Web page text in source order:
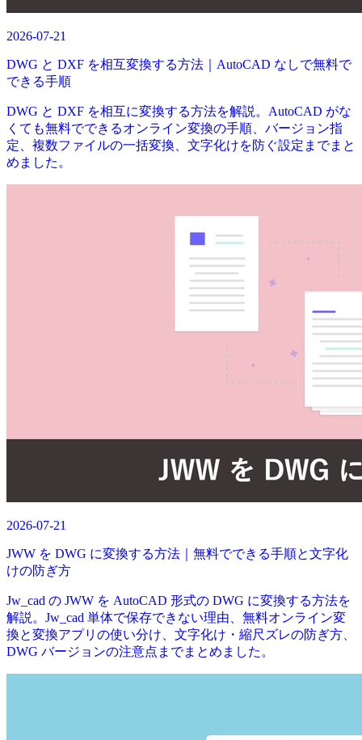
2026-07-21
DWG と DXF を相互変換する方法｜AutoCAD なしで無料で
できる手順
DWG と DXF を相互に変換する方法を解説。AutoCAD がな
くても無料でできるオンライン変換の手順、バージョン指
定、複数ファイルの一括変換、文字化けを防ぐ設定までまと
めました。
2026-07-21
JWW を DWG に変換する方法｜無料でできる手順と文字化
けの防ぎ方
Jw_cad の JWW を AutoCAD 形式の DWG に変換する方法を
解説。Jw_cad 単体で保存できない理由、無料オンライン変
換と変換アプリの使い分け、文字化け・縮尺ズレの防ぎ方、
DWG バージョンの注意点までまとめました。